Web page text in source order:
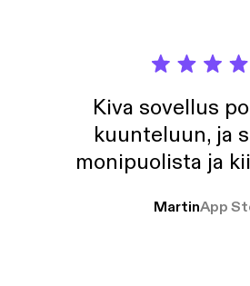
Kiva sovellus
kuunteluun, ja
monipuolista ja
MartinApp